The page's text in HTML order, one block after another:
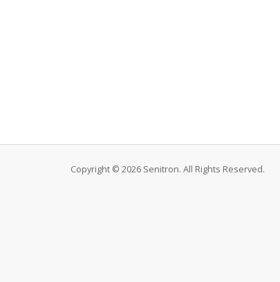
Copyright © 2026 Senitron. All Rights Reserved.